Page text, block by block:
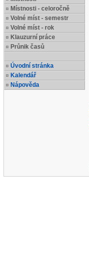
Místnosti - celoročně
Volné míst - semestr
Volné míst - rok
Klauzurní práce
Průnik časů
Úvodní stránka
Kalendář
Nápověda